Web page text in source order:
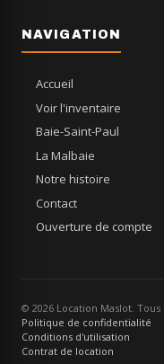
NAVIGATION
Accueil
Voir l'inventaire
Baie-Saint-Paul
La Malbaie
Notre histoire
Contact
Ouverture de compte
© 2026 Location Maslot.
Politique de confidentialité
Conditions d'utilisation
Contrat de location